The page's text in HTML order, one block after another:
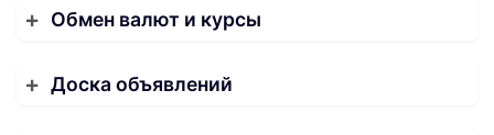
Обмен валют и курсы
Доска объявлений